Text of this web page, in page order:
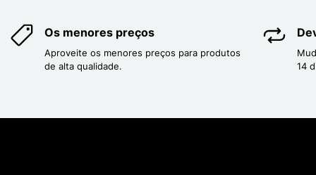
Os menores preços
Aproveite os menores preços para produtos
de alta qualidade.
14